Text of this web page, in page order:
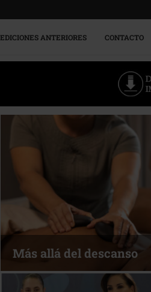
EDICIONES ANTERIORES CONTACTO
Energía que